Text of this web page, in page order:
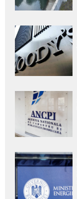
Adaugă
aici textul
pentru
subtitlu
Adaugă
aici textul
pentru
subtitlu
Adaugă
aici textul
pentru
subtitlu